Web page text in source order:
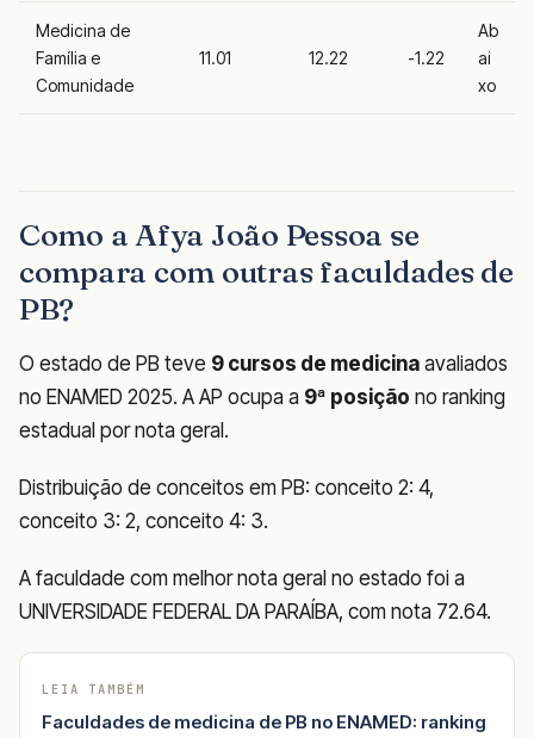
Medicina de
Família e
Comunidade
11.01 12.22 -1.22
Ab
ai
xo
Como a Afya João Pessoa se
compara com outras faculdades de
PB?
O estado de PB teve 9 cursos de medicina avaliados
no ENAMED 2025. A AP ocupa a 9ª posição no ranking
estadual por nota geral.
Distribuição de conceitos em PB: conceito 2: 4,
conceito 3: 2, conceito 4: 3.
A faculdade com melhor nota geral no estado foi a
UNIVERSIDADE FEDERAL DA PARAÍBA, com nota 72.64.
LEIA TAMBÉM
Faculdades de medicina de PB no ENAMED: ranking